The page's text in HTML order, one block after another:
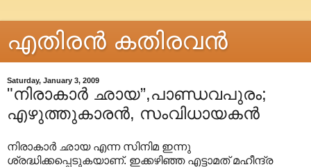
എതിരന്‍ കതിരവന്‍
Saturday, January 3, 2009
"നിരാകാര്‍ ഛായ”,പാണ്ഡവപുരം;
എഴുത്തുകാരൻ, സംവിധായകൻ
നിരാകാര്‍ ഛായ എന്ന സിനിമ ഇന്നു
ശ്രദ്ധിക്കപ്പെടുകയാണ്. ഇക്കഴിഞ്ഞ എട്ടാമത് മഹീന്ദ്ര